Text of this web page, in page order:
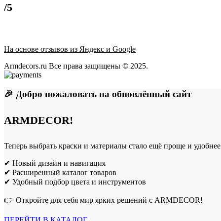
/5
На основе отзывов из Яндекс и Google
Armdecors.ru Все права защищены © 2025. ​
🎉 Добро пожаловать на обновлённый сайт
ARMDECOR!
Теперь выбрать краски и материалы стало ещё проще и
✔ Новый дизайн и навигация
✔ Расширенный каталог товаров
✔ Удобный подбор цвета и инструментов
👉 Откройте для себя мир ярких решений с ARMDECOR!